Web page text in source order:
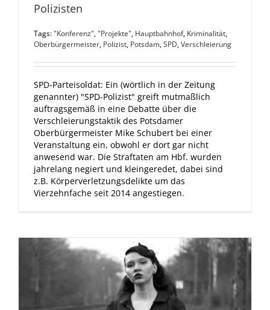
Polizisten
Tags:"Konferenz","Projekte", Hauptbahnhof, Kriminalität,
Oberbürgermeister, Polizist, Potsdam,SPD,Verschleierung
SPD-Parteisoldat: Ein (wörtlich in der Zeitung
genannter) "SPD-Polizist" greift mutmaßlich
auftragsgemäß in eine Debatte über die
Verschleierungstaktik des Potsdamer
Oberbürgermeister Mike Schubert bei einer
Veranstaltung ein, obwohl er dort gar nicht
anwesend war. Die Straftaten am Hbf. wurden
jahrelang negiert und kleingeredet, dabei sind
z.B. Körperverletzungsdelikte um das
Vierzehnfache seit 2014 angestiegen.